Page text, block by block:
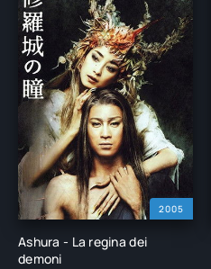
2005
Ashura - La regina dei
demoni